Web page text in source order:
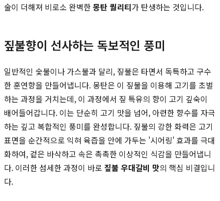
술이 더해져 비로소 완벽한몽탄 퀄리티가 탄생하는 것입니다.
짚불향이 선사하는 독보적인 풍미
일반적인 숯불이나 가스불과 달리, 짚불은 타면서 독특하고 구수
한 훈연향을 만들어냅니다. 몽탄은 이 짚불을 이용해 고기를 초벌
하는 과정을 거치는데, 이 과정에서 짚 특유의 향이 고기 깊숙이
배어들어갑니다. 이는 단순히 고기 맛을 넘어, 아련한 향수를 자극
하는 깊고 복합적인 풍미를 완성합니다. 짚불의 강한 화력은 고기
표면을 순간적으로 익혀 육즙을 안에 가두는 '시어링' 효과를 극대
화하여, 겉은 바삭하고 속은 촉촉한 이상적인 식감을 만들어냅니
다. 이러한 섬세한 과정이 바로 짚불 우대갈비 맛의 핵심 비결입니
다.